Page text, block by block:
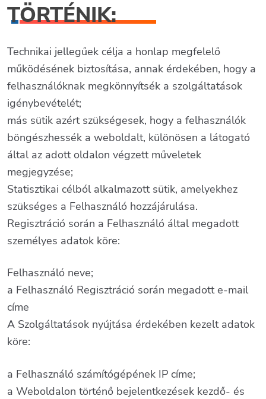
TÖRTÉNIK:
Technikai jellegűek célja a honlap megfelelő
működésének biztosítása, annak érdekében, hogy a
felhasználóknak megkönnyítsék a szolgáltatások
igénybevételét;
más sütik azért szükségesek, hogy a felhasználók
böngészhessék a weboldalt, különösen a látogató
által az adott oldalon végzett műveletek
megjegyzése;
Statisztikai célból alkalmazott sütik, amelyekhez
szükséges a Felhasználó hozzájárulása.
Regisztráció során a Felhasználó által megadott
személyes adatok köre:
Felhasználó neve;
a Felhasználó Regisztráció során megadott e-mail
címe
A Szolgáltatások nyújtása érdekében kezelt adatok
köre:
a Felhasználó számítógépének IP címe;
a Weboldalon történő bejelentkezések kezdő- és